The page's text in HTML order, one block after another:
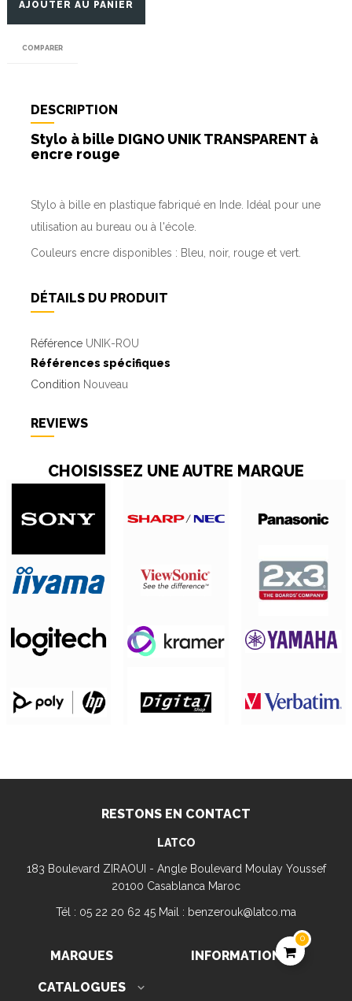
AJOUTER AU PANIER
COMPARER
DESCRIPTION
Stylo à bille DIGNO UNIK TRANSPARENT à
encre rouge
Stylo à bille en plastique fabriqué en Inde. Idéal pour une
utilisation au bureau ou à l'école.
Couleurs encre disponibles : Bleu, noir, rouge et vert.
DÉTAILS DU PRODUIT
Référence UNIK-ROU
Références spécifiques
Condition Nouveau
REVIEWS
CHOISISSEZ UNE AUTRE MARQUE
RESTONS EN CONTACT
LATCO
183 Boulevard ZIRAOUI - Angle Boulevard Moulay Youssef
20100 Casablanca Maroc
Tél : 05 22 20 62 45 Mail : benzerouk@latco.ma
MARQUES
CATALOGUES 
INFORMATION 
0